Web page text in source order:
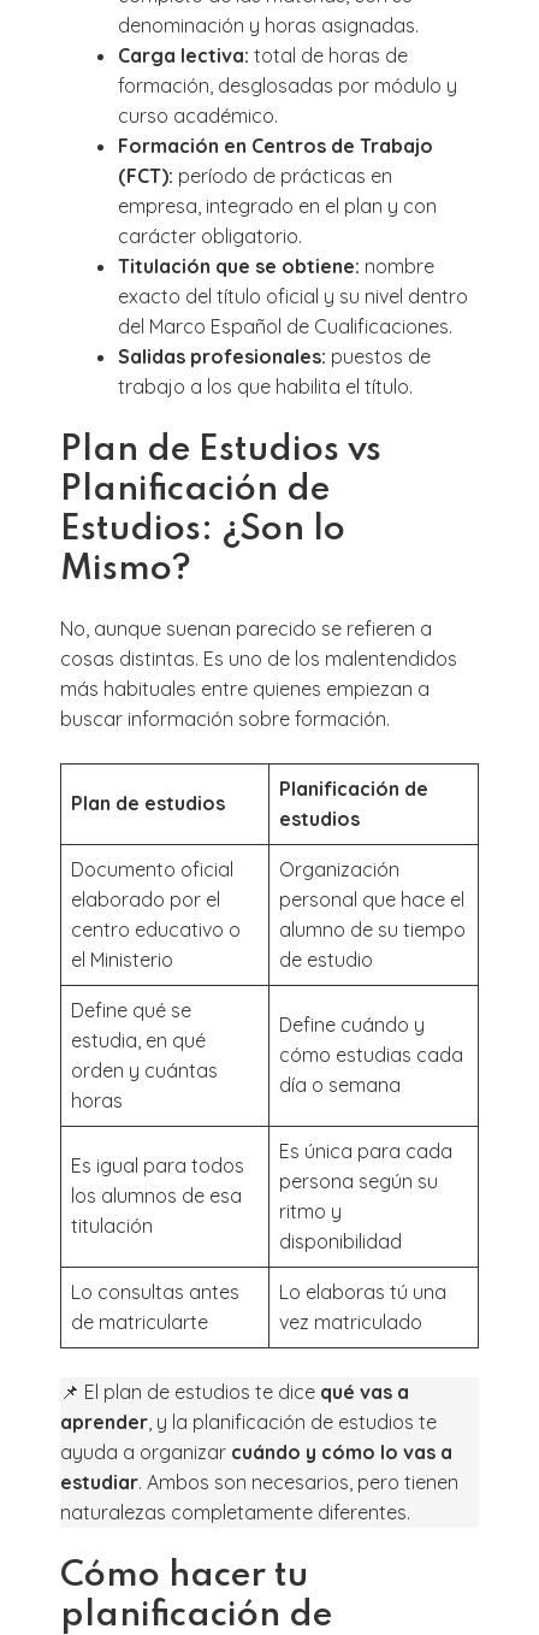
denominación y horas asignadas.
Carga lectiva: total de horas de
formación, desglosadas por módulo y
curso académico.
Formación en Centros de Trabajo
(FCT): período de prácticas en
empresa, integrado en el plan y con
carácter obligatorio.
Titulación que se obtiene: nombre
exacto del título oficial y su nivel dentro
del Marco Español de Cualificaciones.
Salidas profesionales: puestos de
trabajo a los que habilita el título.
Plan de Estudios vs
Planificación de
Estudios: ¿Son lo
Mismo?
No, aunque suenan parecido se refieren a
cosas distintas. Es uno de los malentendidos
más habituales entre quienes empiezan a
buscar información sobre formación.
Plan de estudios
Planificación de
estudios
Documento oficial
elaborado por el
centro educativo o
el Ministerio
Organización
personal que hace el
alumno de su tiempo
de estudio
Define qué se
estudia, en qué
orden y cuántas
horas
Define cuándo y
cómo estudias cada
día o semana
Es igual para todos
los alumnos de esa
titulación
Es única para cada
persona según su
ritmo y
disponibilidad
Lo consultas antes
de matricularte
Lo elaboras tú una
vez matriculado
📌 El plan de estudios te dice qué vas a
aprender , y la planificación de estudios te
ayuda a organizar cuándo y cómo lo vas a
estudiar. Ambos son necesarios, pero tienen
naturalezas completamente diferentes.
Cómo hacer tu
planificación de